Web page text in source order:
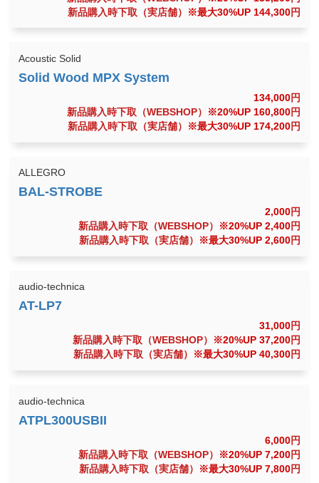
新品購入時下取（実店舗）
※最大30%UP 144,300円
Acoustic Solid
134,000円
新品購入時下取（WEBSHOP）
※20%UP 160,800円
新品購入時下取（実店舗）
※最大30%UP 174,200円
ALLEGRO
2,000円
新品購入時下取（WEBSHOP）
※20%UP 2,400円
新品購入時下取（実店舗）
※最大30%UP 2,600円
audio-technica
31,000円
新品購入時下取（WEBSHOP）
※20%UP 37,200円
新品購入時下取（実店舗）
※最大30%UP 40,300円
audio-technica
6,000円
新品購入時下取（WEBSHOP）
※20%UP 7,200円
新品購入時下取（実店舗）
※最大30%UP 7,800円